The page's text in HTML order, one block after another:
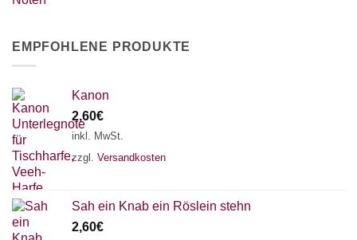
EMPFOHLENE PRODUKTE
Kanon
2,60€
inkl. MwSt.
zzgl. Versandkosten
Sah ein Knab ein Röslein stehn
2,60€